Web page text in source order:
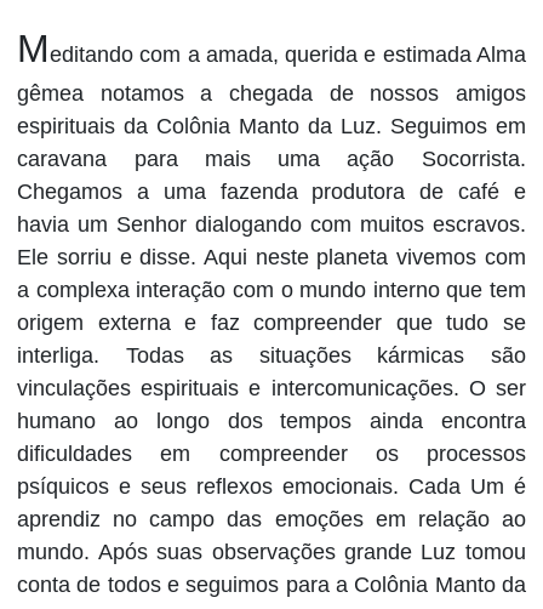
Meditando com a amada, querida e estimada Alma
gêmea notamos a chegada de nossos amigos
espirituais da Colônia Manto da Luz. Seguimos em
caravana para mais uma ação Socorrista.
Chegamos a uma fazenda produtora de café e
havia um Senhor dialogando com muitos escravos.
Ele sorriu e disse. Aqui neste planeta vivemos com
a complexa interação com o mundo interno que tem
origem externa e faz compreender que tudo se
interliga. Todas as situações kármicas são
vinculações espirituais e intercomunicações. O ser
humano ao longo dos tempos ainda encontra
dificuldades em compreender os processos
psíquicos e seus reflexos emocionais. Cada Um é
aprendiz no campo das emoções em relação ao
mundo. Após suas observações grande Luz tomou
conta de todos e seguimos para a Colônia Manto da